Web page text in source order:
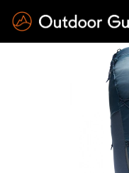
Drücken Sie die